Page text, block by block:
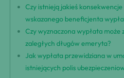
Czy istnieją jakieś
wskazanego beneficjenta
Czy wyznaczona wypłata może
zaległych długów emeryta?
Jak wypłata przewidziana w
istniejących polis